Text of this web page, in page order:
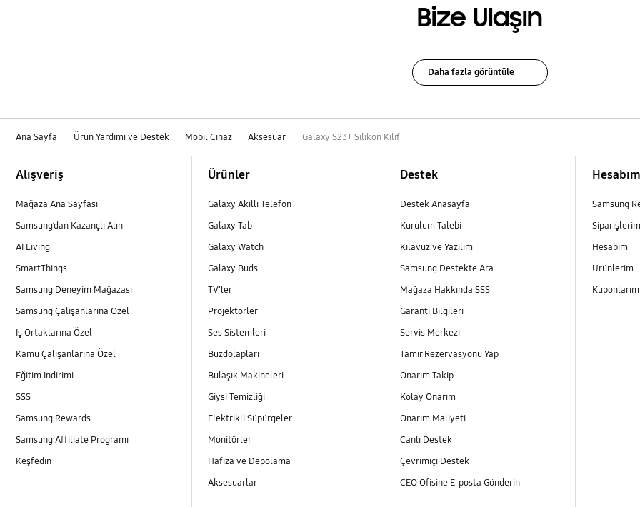
Bize Ulaşın
Daha fazla görüntüle
Ana Sayfa Ürün Yardımı ve Destek Mobil Cihaz Aksesuar Galaxy S23+ Silikon Kılıf
Alışveriş
Mağaza Ana Sayfası
Samsung’dan Kazançlı Alın
AI Living
SmartThings
Samsung Deneyim Mağazası
Samsung Çalışanlarına Özel
İş Ortaklarına Özel
Kamu Çalışanlarına Özel
Eğitim İndirimi
SSS
Samsung Rewards
Samsung Affiliate Programı
Keşfedin
Ürünler
Galaxy Akıllı Telefon
Galaxy Tab
Galaxy Watch
Galaxy Buds
TV'ler
Projektörler
Ses Sistemleri
Buzdolapları
Bulaşık Makineleri
Giysi Temizliği
Elektrikli Süpürgeler
Monitörler
Hafıza ve Depolama
Aksesuarlar
Destek
Destek Anasayfa
Kurulum Talebi
Kılavuz ve Yazılım
Samsung Destekte Ara
Mağaza Hakkında SSS
Garanti Bilgileri
Servis Merkezi
Tamir Rezervasyonu Yap
Onarım Takip
Kolay Onarım
Onarım Maliyeti
Canlı Destek
Çevrimiçi Destek
CEO Ofisine E-posta Gönderin
Hesabım
Samsung
Siparişlerim
Hesabım
Ürünlerim
Kuponlarım